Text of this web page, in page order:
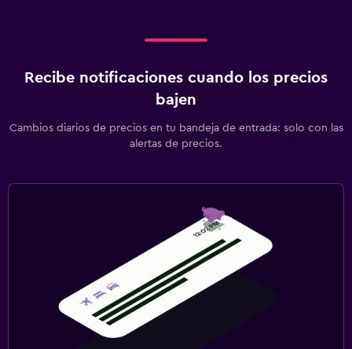
Recibe notificaciones cuando los precios
bajen
Cambios diarios de precios en tu bandeja de entrada: solo con las
alertas de precios.